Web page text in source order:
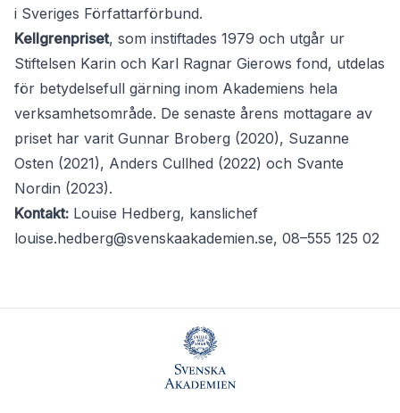
i Sveriges Författarförbund.
Kellgrenpriset, som instiftades 1979 och utgår ur
Stiftelsen Karin och Karl Ragnar Gierows fond, utdelas
för betydelsefull gärning inom Akademiens hela
verksamhetsområde. De senaste årens mottagare av
priset har varit Gunnar Broberg (2020), Suzanne
Osten (2021), Anders Cullhed (2022) och Svante
Nordin (2023).
Kontakt: Louise Hedberg, kanslichef
louise.hedberg@svenskaakademien.se, 08–555 125 02